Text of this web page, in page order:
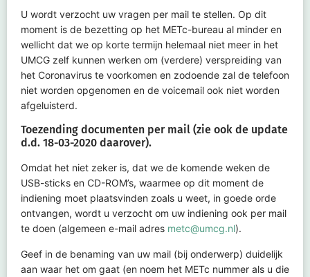
U wordt verzocht uw vragen per mail te stellen. Op dit
moment is de bezetting op het METc-bureau al minder en
wellicht dat we op korte termijn helemaal niet meer in het
UMCG zelf kunnen werken om (verdere) verspreiding van
het Coronavirus te voorkomen en zodoende zal de telefoon
niet worden opgenomen en de voicemail ook niet worden
afgeluisterd.
Toezending documenten per mail (zie ook de update
d.d. 18-03-2020 daarover).
Omdat het niet zeker is, dat we de komende weken de
USB-sticks en CD-ROM’s, waarmee op dit moment de
indiening moet plaatsvinden zoals u weet, in goede orde
ontvangen, wordt u verzocht om uw indiening ook per mail
te doen (algemeen e-mail adres metc@umcg.nl).
Geef in de benaming van uw mail (bij onderwerp) duidelijk
aan waar het om gaat (en noem het METc nummer als u die